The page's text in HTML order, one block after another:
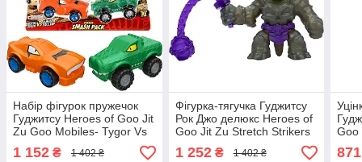
Набір фігурок пружечок
Гуджитсу Heroes of Goo Jit
Zu Goo Mobiles- Tygor Vs
Rock 42674
1 152 ₴ 1 402 ₴
Фігурка-тягучка Гуджитсу
Рок Джо делюкс Heroes of
Goo Jit Zu Stretch Strikers
Deluxe Rock Jaw 42932
1 252₴ 1 402 ₴
Goo
871